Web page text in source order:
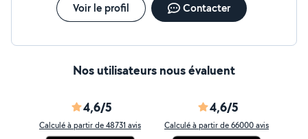
Voir le profil Contacter
Nos utilisateurs nous évaluent
4,6/5
Calculé à partir de 48731 avis
4,6/5
Calculé à partir de 66000 avis